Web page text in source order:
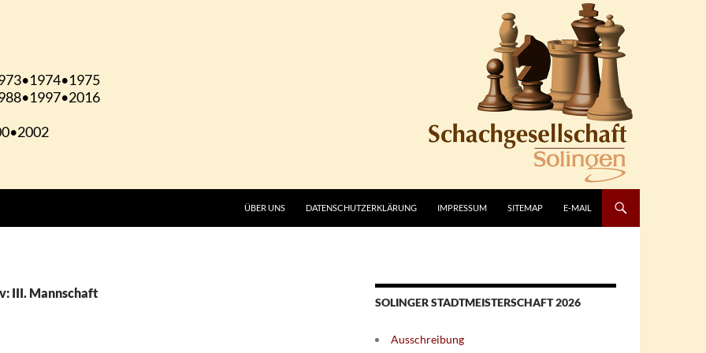
ÜBER UNS DATENSCHUTZERKLÄRUNG IMPRESSUM SITEMAP E-MAIL
III. Mannschaft
SOLINGER STADTMEISTERSCHAFT 2026
Ausschreibung